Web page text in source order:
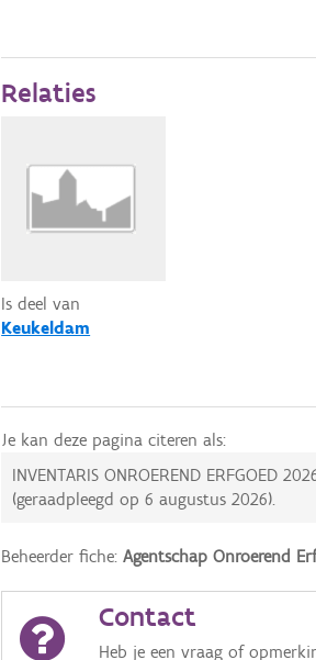
Relaties
Is deel van
Keukeldam
Je kan deze pagina citeren als:
INVENTARIS ONROEREND ERFGOED
(geraadpleegd op6 augustus 2026).
Beheerder fiche:Agentschap Onroerend
Contact
Heb je een vraag of